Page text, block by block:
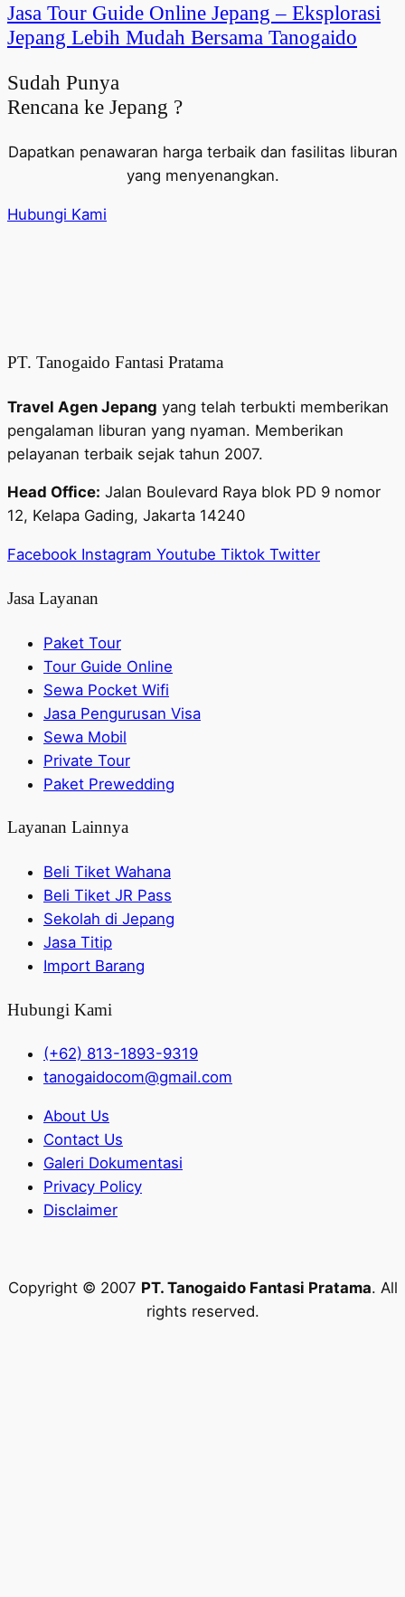
Jasa Tour Guide Online Jepang – Eksplorasi
Jepang Lebih Mudah Bersama Tanogaido
Sudah Punya
Rencana ke Jepang ?
Dapatkan penawaran harga terbaik dan fasilitas liburan
yang menyenangkan.
Hubungi Kami
PT. Tanogaido Fantasi Pratama
Travel Agen Jepang yang telah terbukti memberikan
pengalaman liburan yang nyaman. Memberikan
pelayanan terbaik sejak tahun 2007.
Head Office: Jalan Boulevard Raya blok PD 9 nomor
12, Kelapa Gading, Jakarta 14240
Facebook Instagram Youtube Tiktok Twitter
Jasa Layanan
Paket Tour
Tour Guide Online
Sewa Pocket Wifi
Jasa Pengurusan Visa
Sewa Mobil
Private Tour
Paket Prewedding
Layanan Lainnya
Beli Tiket Wahana
Beli Tiket JR Pass
Sekolah di Jepang
Jasa Titip
Import Barang
Hubungi Kami
(+62) 813-1893-9319
tanogaidocom@gmail.com
About Us
Contact Us
Galeri Dokumentasi
Privacy Policy
Disclaimer
Copyright © 2007 PT. Tanogaido Fantasi Pratama. All
rights reserved.